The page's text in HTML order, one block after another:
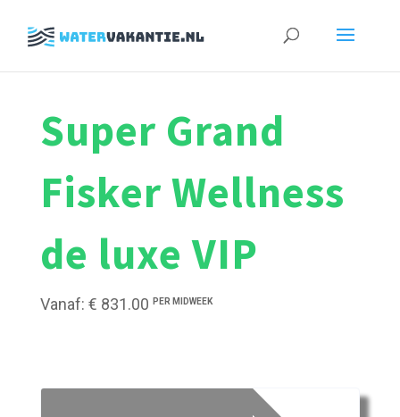
Zoeken
Super Grand
Fisker Wellness
de luxe VIP
Vanaf: € 831.00 PER MIDWEEK